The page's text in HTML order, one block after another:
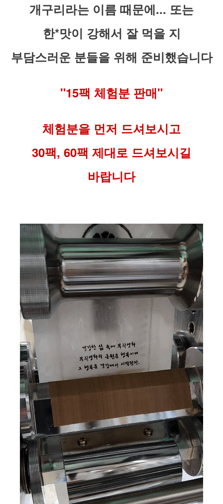
개구리라는 이름 때문에... 또는
한*맛이 강해서 잘 먹을 지
부담스러운 분들을 위해 준비했습니다
"15팩 체험분 판매"
체험분을 먼저 드셔보시고
30팩, 60팩 제대로 드셔보시길
바랍니다